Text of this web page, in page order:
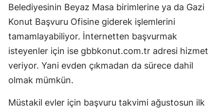
Kayseri
Kırklareli
Kocaeli
Kütahya
Belediyesinin Beyaz Masa birimlerine ya da Gazi
Konut Başvuru Ofisine giderek işlemlerini
tamamlayabiliyor. İnternetten başvurmak
isteyenler için ise gbbkonut.com.tr adresi hizmet
veriyor. Yani evden çıkmadan da sürece dahil
olmak mümkün.
Müstakil evler için başvuru takvimi ağustosun ilk